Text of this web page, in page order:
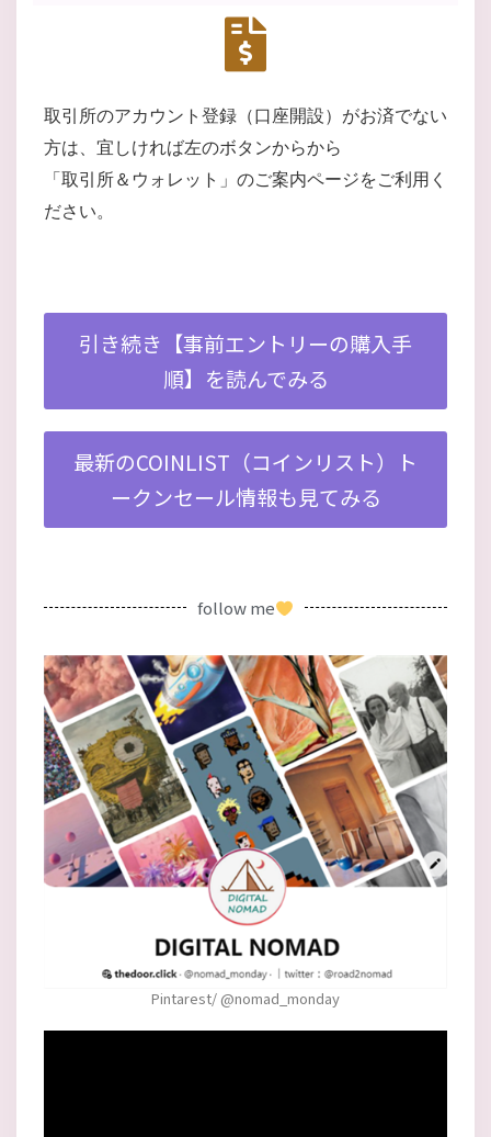
取引所のアカウント登録（口座開設）がお済でない
方は、宜しければ左のボタンからから
「取引所＆ウォレット」のご案内ページをご利用く
ださい。
引き続き【事前エントリーの購入手
順】を読んでみる
最新のCOINLIST（コインリスト）ト
ークンセール情報も見てみる
follow me
Pintarest/ @nomad_monday